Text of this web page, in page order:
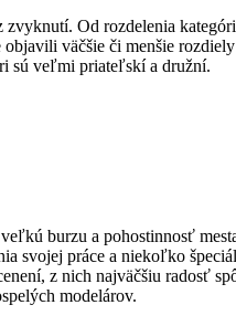
zvyknutí. Od rozdelenia
väčšie či menšie
sú veľmi priateľskí a družní.
burzu a pohostinnosť
svojej práce a niekoľko
z nich najväčšiu radosť
modelárov.